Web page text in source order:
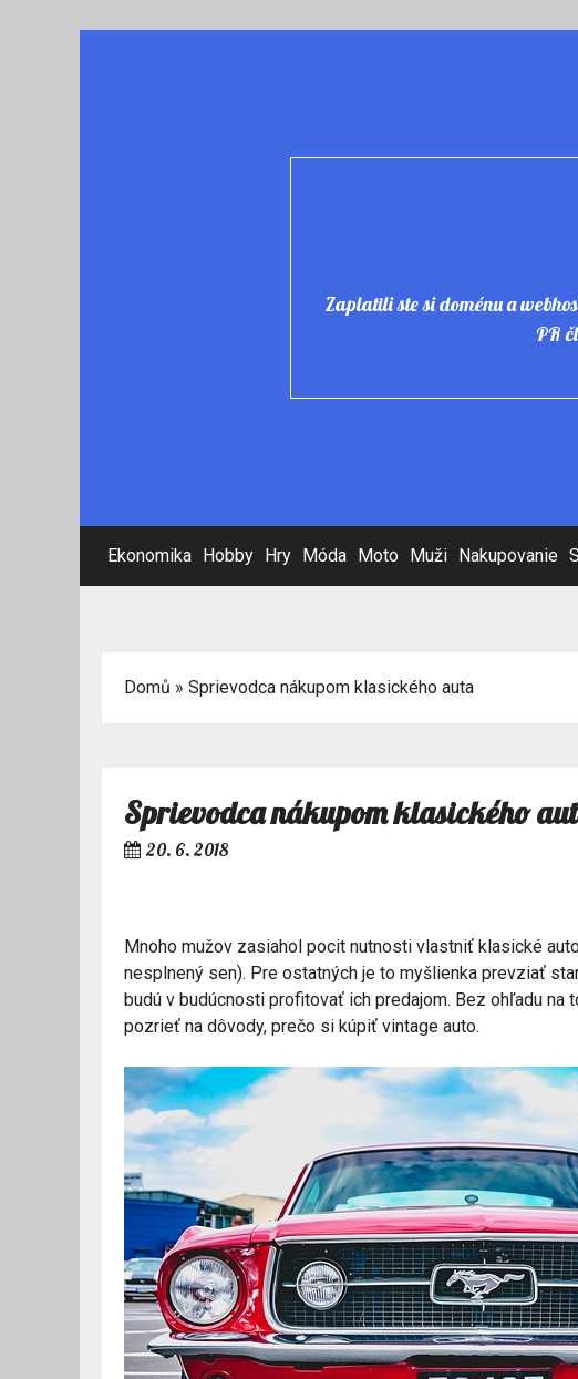
Zaplatili ste si doménu a
PR
Ekonomika Hobby Hry Móda Moto Muži Nakupovanie
Domů » Sprievodca nákupom klasického auta
Sprievodca nákupom klasického
20. 6. 2018
Mnoho mužov zasiahol pocit nutnosti vlastniť klasické
nesplnený sen). Pre ostatných je to myšlienka prevziať
budú v budúcnosti profitovať ich predajom. Bez ohľadu na
pozrieť na dôvody, prečo si kúpiť vintage auto.